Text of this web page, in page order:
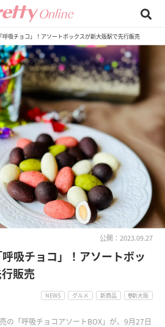
呼吸チョコ」！アソートボックスが新大阪駅で先行販売
公開：2023.09.27
吸チョコ」！アソートボッ
販売
NEWS グルメ 新商品 新大阪
の「呼吸チョコアソートBOX」が、9月27日